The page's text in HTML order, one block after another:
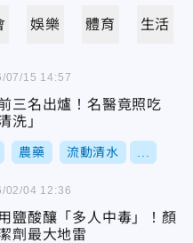
娛樂 體育 生活
三名出爐！名醫竟照吃
洗」
農藥 流動清水
07/15 14:57
鹽酸釀「多人中毒」！顏
劑最大地雷
02/04 12:36